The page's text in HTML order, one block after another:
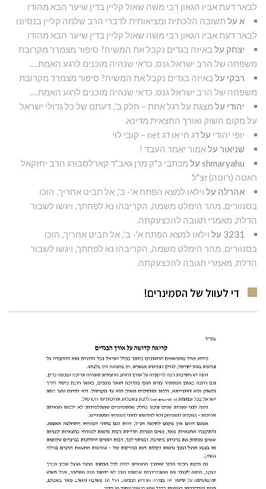
לבאר דעת אביו הגאון רבי משה שאול קליין בדין שיער הבא מהודו
א על תשובה הלכתית ומציאותית לדברי הרב שלמה קליין בנסיונו
לבאר דעת אביו הגאון רבי משה שאול קליין בדין שיער הבא מהודו
יצחק על באיזה בגדים נקבל את המשיח? סיפור מצמרר מקרובת
משפחה של הרב ישראל גנס, כדאי שנהיה מוכנים לרגע האמת….
רבקי על באיזה בגדים נקבל את המשיח? סיפור מצמרר מקרובת
משפחה של הרב ישראל גנס, כדאי שנהיה מוכנים לרגע האמת….
יהודי על מצגת על רגל אחת – חלק ב', דעתם של כל גדולי ישראל
על מקום השוק ואורך החצאית מדינא.
יופי יהודי עלדג חי או דג net – קובי לוי
שניאור עלאמור יאמר העבד !
shmaryahu על מכתבי כ"ק מרן גאב"ד קארלסבורג הרב יחזקאל
ראטה (רוטה) זצ"ל
אהרלה על וילאו למצא הפתח א'- ב', אל תביט אחריך, הוכו
בסנוורים, מהר הימלט משמה, הקריבהו נא לפחתך, ויגשו לשבור
הדלת, מאמרי תגובה להכצעקתה.
3231 על וילאו למצא הפתח א'- ב', אל תביט אחריך, הוכו
בסנוורים, מהר הימלט משמה, הקריבהו נא לפחתך, ויגשו לשבור
הדלת, מאמרי תגובה להכצעקתה.
די לעוול של הסמינרים!